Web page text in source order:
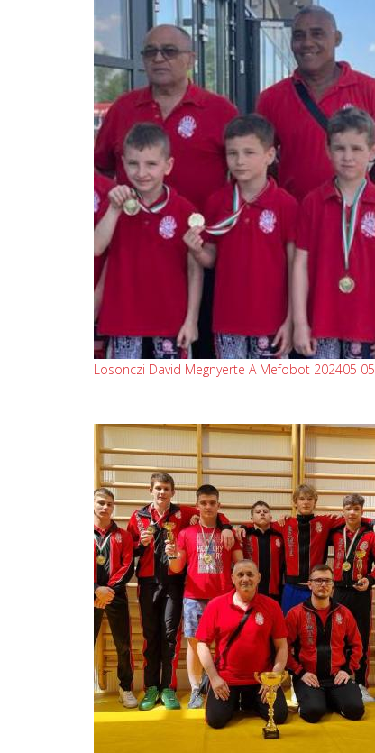
Losonczi David Megnyerte A Mefobot 202405 05